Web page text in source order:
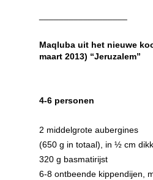
Maqluba uit het nieuwe
maart 2013) “Jeruzalem”
4-6 personen
2 middelgrote aubergines
(650 g in totaal), in ½ cm
320 g basmatirijst
6-8 ontbeende kippendijen,